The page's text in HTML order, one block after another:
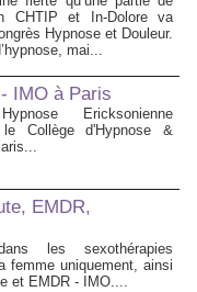
CHTIP et In-Dolore va
Hypnose et Douleur.
mai...
IMO à Paris
Ericksonienne
le Collège d'Hypnose &
EMDR,
les sexothérapies
femme uniquement, ainsi
et EMDR - IMO....